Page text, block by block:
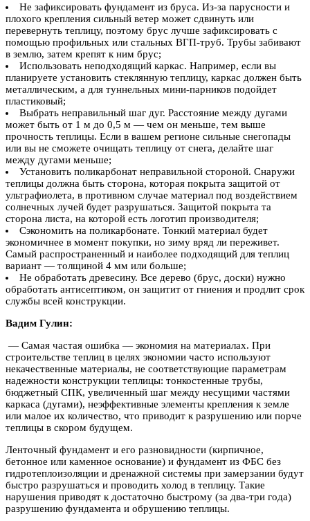
Не зафиксировать фундамент из бруса. Из-за парусности и
плохого крепления сильный ветер может сдвинуть или
перевернуть теплицу, поэтому брус лучше зафиксировать с
помощью профильных или стальных ВГП-труб. Трубы забивают
в землю, затем крепят к ним брус;
Использовать неподходящий каркас. Например, если вы
планируете установить стеклянную теплицу, каркас должен быть
металлическим, а для туннельных мини-парников подойдет
пластиковый;
Выбрать неправильный шаг дуг. Расстояние между дугами
может быть от 1 м до 0,5 м — чем он меньше, тем выше
прочность теплицы. Если в вашем регионе сильные снегопады
или вы не сможете очищать теплицу от снега, делайте шаг
между дугами меньше;
Установить поликарбонат неправильной стороной. Снаружи
теплицы должна быть сторона, которая покрыта защитой от
ультрафиолета, в противном случае материал под воздействием
солнечных лучей будет разрушаться. Защитой покрыта та
сторона листа, на которой есть логотип производителя;
Сэкономить на поликарбонате. Тонкий материал будет
экономичнее в момент покупки, но зиму вряд ли переживет.
Самый распространенный и наиболее подходящий для теплиц
вариант — толщиной 4 мм или больше;
Не обработать древесину. Все дерево (брус, доски) нужно
обработать антисептиком, он защитит от гниения и продлит срок
службы всей конструкции.
Вадим Гулин:
— Самая частая ошибка — экономия на материалах. При
строительстве теплиц в целях экономии часто используют
некачественные материалы, не соответствующие параметрам
надежности конструкции теплицы: тонкостенные трубы,
бюджетный СПК, увеличенный шаг между несущими частями
каркаса (дугами), неэффективные элементы крепления к земле
или малое их количество, что приводит к разрушению или порче
теплицы в скором будущем.
Ленточный фундамент и его разновидности (кирпичное,
бетонное или каменное основание) и фундамент из ФБС без
гидротеплоизоляции и дренажной системы при замерзании будут
быстро разрушаться и проводить холод в теплицу. Такие
нарушения приводят к достаточно быстрому (за два-три года)
разрушению фундамента и обрушению теплицы.